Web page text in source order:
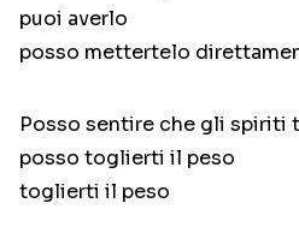
puoi averlo
posso mettertelo
Posso sentire che gli spiriti
posso toglierti il peso
toglierti il peso